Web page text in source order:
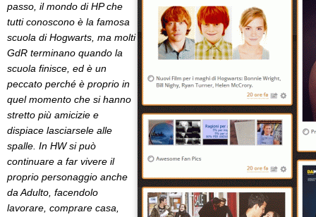
passo, il mondo di HP che
tutti conoscono è la famosa
scuola di Hogwarts, ma molti
GdR terminano quando la
scuola finisce, ed è un
peccato perché è proprio in
quel momento che si hanno
stretto più amicizie e
dispiace lasciarsele alle
spalle. In HW si può
continuare a far vivere il
proprio personaggio anche
da Adulto, facendolo
lavorare, comprare casa,